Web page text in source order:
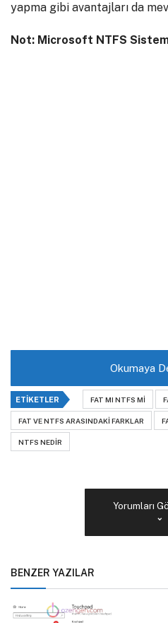
yapma gibi avantajları da
Not: Microsoft NTFS
Okumaya
ETIKETLER FAT MI NTFS MI
FAT VE NTFS ARASINDAKI FARKLAR
NTFS NEDIR
Yorumları
BENZER YAZILAR